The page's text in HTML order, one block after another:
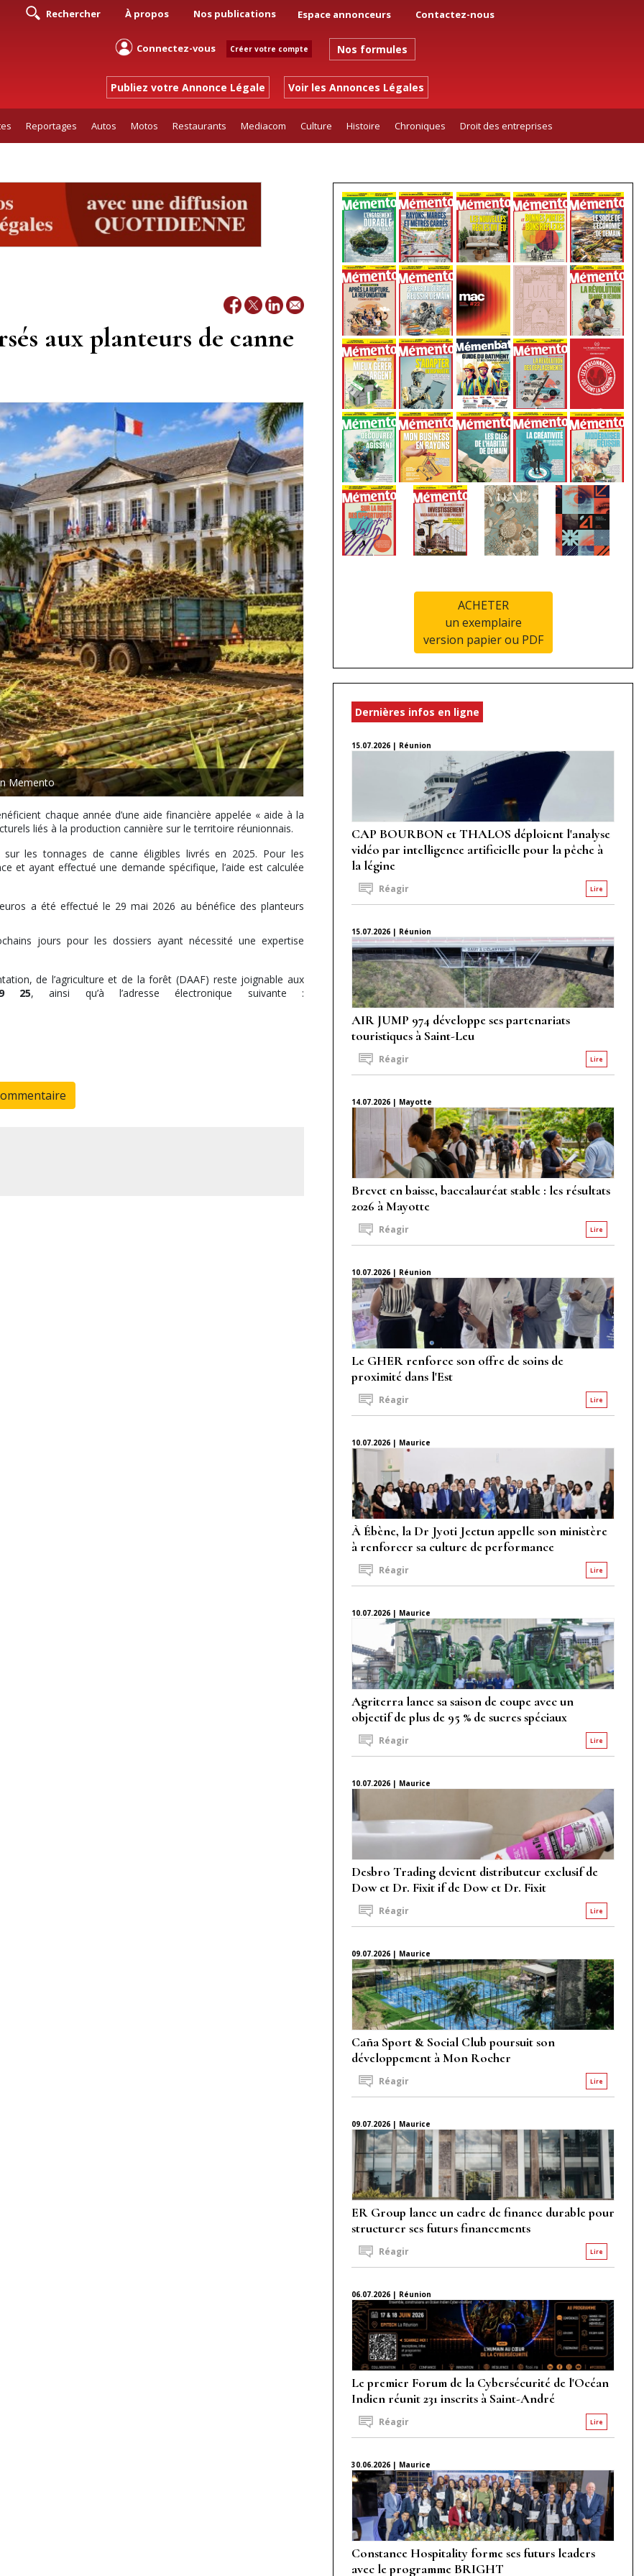
Rechercher À propos Nos publications Espace annonceurs Contactez-nous
Connectez-vous Créer votre compte Nos formules
Publiez votre Annonce Légale Voir les Annonces Légales
Reportages Autos Motos Restaurants Mediacom Culture Histoire Chroniques Droit des entreprises
aux planteurs de canne
Memento
chaque année d’une aide financière appelée « aide à la
liés à la production cannière sur le territoire réunionnais.
les tonnages de canne éligibles livrés en 2025. Pour les
et ayant effectué une demande spécifique, l’aide est calculée
a été effectué le 29 mai 2026 au bénéfice des planteurs
jours pour les dossiers ayant nécessité une expertise
de l’agriculture et de la forêt (DAAF) reste joignable aux
25, ainsi qu’à l’adresse électronique suivante :
ACHETER
un exemplaire
version papier ou PDF
Dernières infos en ligne
15.07.2026 | Réunion
CAP BOURBON et THALOS déploient l'analyse
vidéo par intelligence artificielle pour la pêche à
la légine
Lire
Réagir
15.07.2026 | Réunion
AIR JUMP 974 développe ses partenariats
touristiques à Saint-Leu
Lire
Réagir
14.07.2026 | Mayotte
Brevet en baisse, baccalauréat stable : les résultats
2026 à Mayotte
Lire
Réagir
10.07.2026 | Réunion
Le GHER renforce son offre de soins de
proximité dans l'Est
Lire
Réagir
10.07.2026 | Maurice
À Ébène, la Dr Jyoti Jeetun appelle son ministère
à renforcer sa culture de performance
Lire
Réagir
10.07.2026 | Maurice
Agriterra lance sa saison de coupe avec un
objectif de plus de 95 % de sucres spéciaux
Lire
Réagir
10.07.2026 | Maurice
Desbro Trading devient distributeur exclusif de
Dow et Dr. Fixit if de Dow et Dr. Fixit
Lire
Réagir
09.07.2026 | Maurice
Caña Sport & Social Club poursuit son
développement à Mon Rocher
Lire
Réagir
09.07.2026 | Maurice
ER Group lance un cadre de finance durable pour
structurer ses futurs financements
Lire
Réagir
06.07.2026 | Réunion
Le premier Forum de la Cybersécurité de l'Océan
Indien réunit 231 inscrits à Saint-André
Lire
Réagir
30.06.2026 | Maurice
Constance Hospitality forme ses futurs leaders
avec le programme BRIGHT